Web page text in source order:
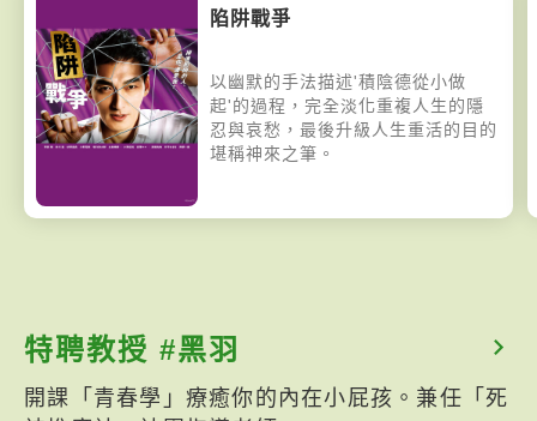
陷阱戰爭
以幽默的手法描述'積陰德從小做
起'的過程，完全淡化重複人生的隱
忍與哀愁，最後升級人生重活的目的
堪稱神來之筆。
特聘教授 #黑羽
開課「青春學」療癒你的內在小屁孩。兼任「死